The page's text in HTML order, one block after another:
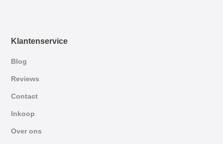
Klantenservice
Blog
Reviews
Contact
Inkoop
Over ons